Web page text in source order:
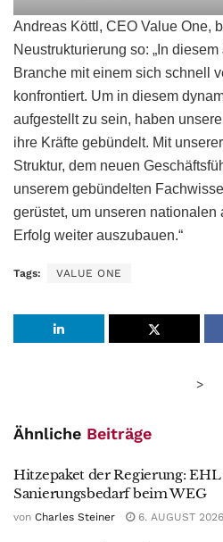
Andreas Köttl, CEO Value One,
Neustrukturierung so: „In
Branche mit einem sich schnell
konfrontiert. Um in diesem
aufgestellt zu sein, haben
ihre Kräfte gebündelt. Mit
Struktur, dem neuen
unserem gebündelten
gerüstet, um unseren
Erfolg weiter auszubauen.“
Tags: VALUE ONE
>
Ähnliche Beiträge
Hitzepaket der Regierung:
Sanierungsbedarf beim WEG
von Charles Steiner 6. AUGUST 2026